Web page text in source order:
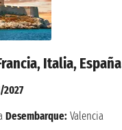
Italia, España
2027
Desembarque: Valencia